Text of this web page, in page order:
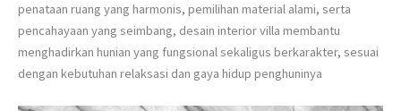
penataan ruang yang harmonis, pemilihan material alami, serta
pencahayaan yang seimbang, desain interior villa membantu
menghadirkan hunian yang fungsional sekaligus berkarakter, sesuai
dengan kebutuhan relaksasi dan gaya hidup penghuninya